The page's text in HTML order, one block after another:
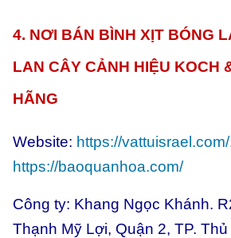
4. NƠI BÁN BÌNH XỊT BÓNG
LAN CÂY CẢNH HIỆU KOCH
HÃNG
Website: https://vattuisrael.com/
https://baoquanhoa.com/
Công ty: Khang Ngọc Khánh.
Thạnh Mỹ Lợi, Quận 2, TP.